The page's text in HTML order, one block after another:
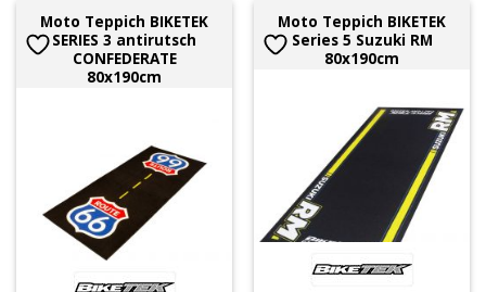
Moto Teppich BIKETEK
SERIES 3 antirutsch
CONFEDERATE
80x190cm
Moto Teppich BIKETEK
Series 5 Suzuki RM
80x190cm